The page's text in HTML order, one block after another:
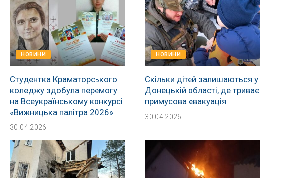
НОВИНИ
Студентка Краматорського
коледжу здобула перемогу
на Всеукраїнському конкурсі
«Вижницька палітра 2026»
30.04.2026
НОВИНИ
Скільки дітей залишаються у
Донецькій області, де триває
примусова евакуація
30.04.2026